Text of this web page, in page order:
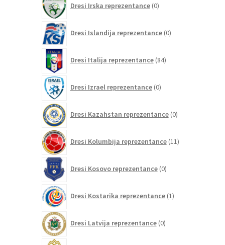
Dresi Irska reprezentance 0izdelkov
Dresi Islandija reprezentance 0izdelkov
Dresi Italija reprezentance 84izdelkov
Dresi Izrael reprezentance 0izdelkov
Dresi Kazahstan reprezentance 0izdelkov
Dresi Kolumbija reprezentance 11izdelkov
Dresi Kosovo reprezentance 0izdelkov
Dresi Kostarika reprezentance 1izdelek
Dresi Latvija reprezentance 0izdelkov